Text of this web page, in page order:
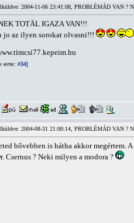
2004-11-06 23:41:08, PROBLÉMÁD VAN ?
TOTÄL IGAZA VAN!!!
jo az ilyen sorokat olvasni!!!
erre: #34]
2004-08-31 21:00:14, PROBLÉMÁD VAN ?
bővebben is hátha akkor megértem.
Csernus ? Neki milyen a modora ?